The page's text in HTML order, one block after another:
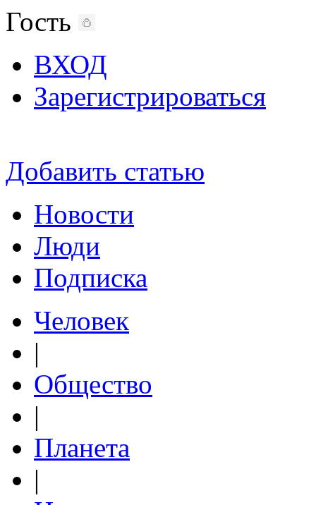
Гость
ВХОД
Зарегистрироваться
Добавить статью
Новости
Люди
Подписка
Человек
|
Общество
|
Планета
|